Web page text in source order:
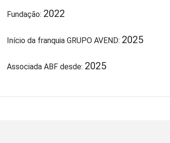
Fundação: 2022
Início da franquia GRUPO AVEND: 2025
Associada ABF desde: 2025